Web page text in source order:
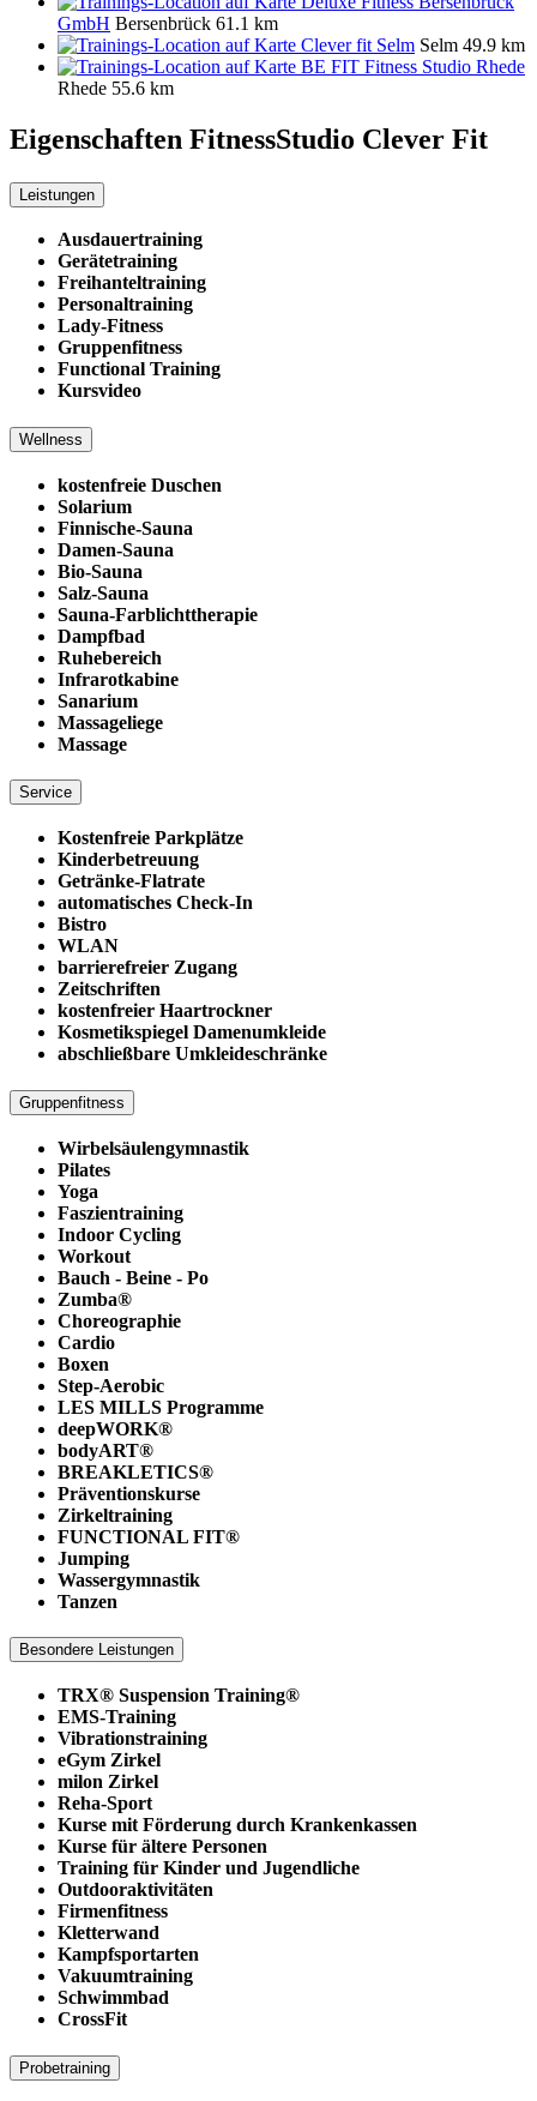
GmbH Bersenbrück 61.1 km
Clever fit Selm Selm 49.9 km
BE FIT Fitness Studio Rhede
Rhede 55.6 km
Eigenschaften FitnessStudio Clever Fit
Leistungen
Ausdauertraining
Gerätetraining
Freihanteltraining
Personaltraining
Lady-Fitness
Gruppenfitness
Functional Training
Kursvideo
Wellness
kostenfreie Duschen
Solarium
Finnische-Sauna
Damen-Sauna
Bio-Sauna
Salz-Sauna
Sauna-Farblichttherapie
Dampfbad
Ruhebereich
Infrarotkabine
Sanarium
Massageliege
Massage
Service
Kostenfreie Parkplätze
Kinderbetreuung
Getränke-Flatrate
automatisches Check-In
Bistro
WLAN
barrierefreier Zugang
Zeitschriften
kostenfreier Haartrockner
Kosmetikspiegel Damenumkleide
abschließbare Umkleideschränke
Gruppenfitness
Wirbelsäulengymnastik
Pilates
Yoga
Faszientraining
Indoor Cycling
Workout
Bauch - Beine - Po
Zumba®
Choreographie
Cardio
Boxen
Step-Aerobic
LES MILLS Programme
deepWORK®
bodyART®
BREAKLETICS®
Präventionskurse
Zirkeltraining
FUNCTIONAL FIT®
Jumping
Wassergymnastik
Tanzen
Besondere Leistungen
TRX® Suspension Training®
EMS-Training
Vibrationstraining
eGym Zirkel
milon Zirkel
Reha-Sport
Kurse mit Förderung durch Krankenkassen
Kurse für ältere Personen
Training für Kinder und Jugendliche
Outdooraktivitäten
Firmenfitness
Kletterwand
Kampfsportarten
Vakuumtraining
Schwimmbad
CrossFit
Probetraining